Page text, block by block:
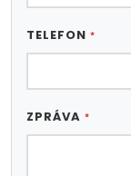
TELEFON *
ZPRÁVA *